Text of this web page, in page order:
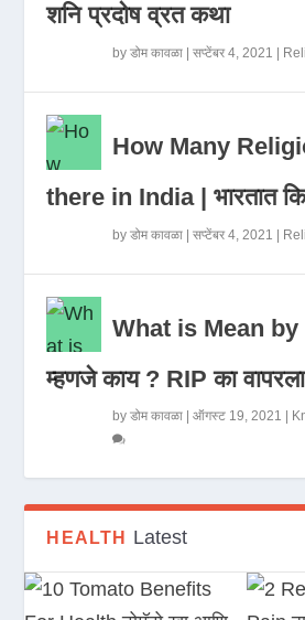
शनि प्रदोष व्रत कथा
byडोम कावळा |सप्टेंबर 4, 2021
How Many
there in India | भारतात
byडोम कावळा |सप्टेंबर 4, 2021
What is Mean by
म्हणजे काय ? RIP का
byडोम कावळा |ऑगस्ट 19, 2021
HEALTH Latest